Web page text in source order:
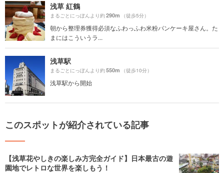
浅草 紅鶴
まるごとにっぽんより約290m （徒歩5分）
朝から整理券獲得必須なふわっふわ米粉パンケーキ屋さん。た
まにはこういうラ...
浅草駅
まるごとにっぽんより約550m （徒歩10分）
浅草駅から開始
このスポットが紹介されている記事
【浅草花やしきの楽しみ方完全ガイド】日本最古の遊
園地でレトロな世界を楽しもう！